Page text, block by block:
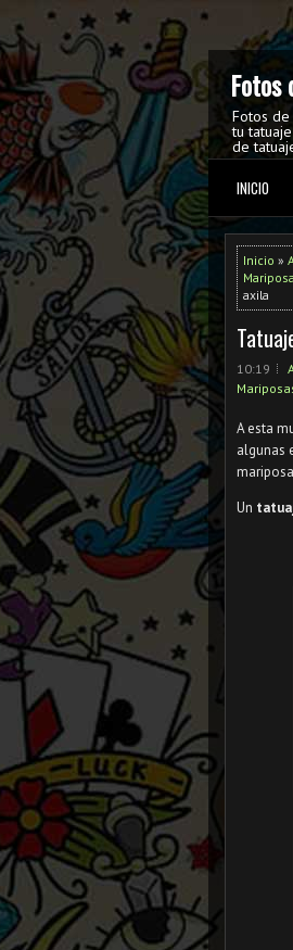
Fotos
Fotos
tu
de
INICIO
Inicio »
axila
10:19
A esta
algunas
Un